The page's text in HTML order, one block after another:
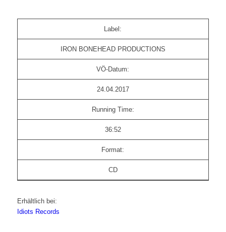
Label:
IRON BONEHEAD PRODUCTIONS
VÖ-Datum:
24.04.2017
Running Time:
36:52
Format:
CD
Erhältlich bei:
Idiots Records